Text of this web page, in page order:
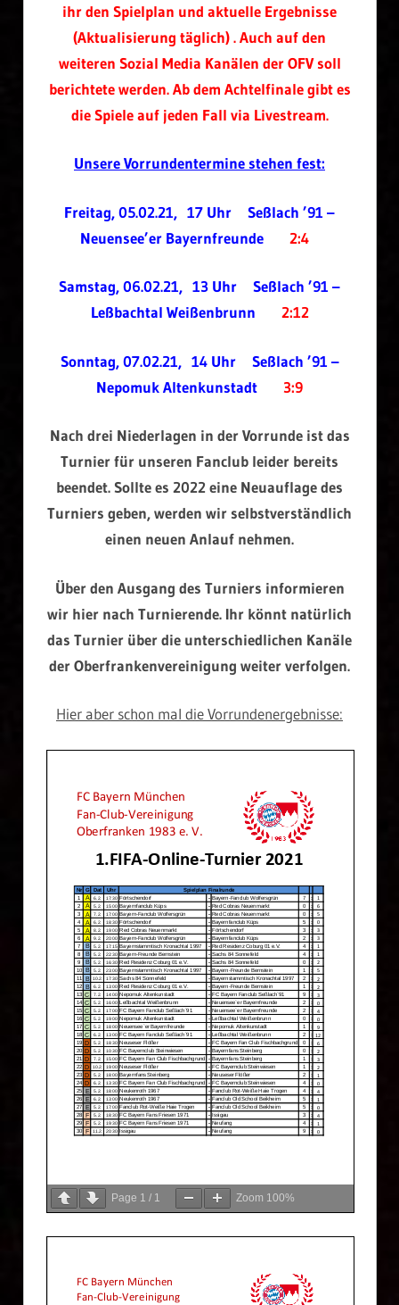
ihr den Spielplan und aktuelle Ergebnisse
(Aktualisierung täglich) . Auch auf den
weiteren Sozial Media Kanälen der OFV soll
berichtete werden. Ab dem Achtelfinale gibt es
die Spiele auf jeden Fall via Livestream.
Unsere Vorrundentermine stehen fest:
Freitag, 05.02.21, 17 Uhr Seßlach ’91 –
Neuensee’er Bayernfreunde 2:4
Samstag, 06.02.21, 13 Uhr Seßlach ’91 –
Leßbachtal Weißenbrunn 2:12
Sonntag, 07.02.21, 14 Uhr Seßlach ’91 –
Nepomuk Altenkunstadt 3:9
Nach drei Niederlagen in der Vorrunde ist das
Turnier für unseren Fanclub leider bereits
beendet. Sollte es 2022 eine Neuauflage des
Turniers geben, werden wir selbstverständlich
einen neuen Anlauf nehmen.
Über den Ausgang des Turniers informieren
wir hier nach Turnierende. Ihr könnt natürlich
das Turnier über die unterschiedlichen Kanäle
der Oberfrankenvereinigung weiter verfolgen.
Hier aber schon mal die Vorrundenergebnisse:
Page 1 / 1 Zoom 100%